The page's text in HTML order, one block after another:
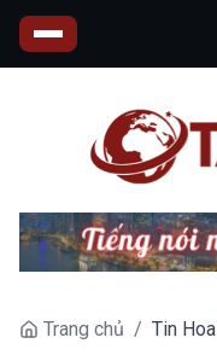
Trang chủ / Tin